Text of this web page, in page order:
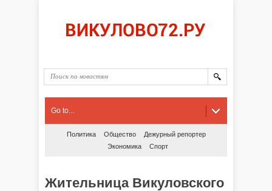
Go to...
Политика Общество
Дежурный репортер
Экономика
Спорт
Жительница Викуловского